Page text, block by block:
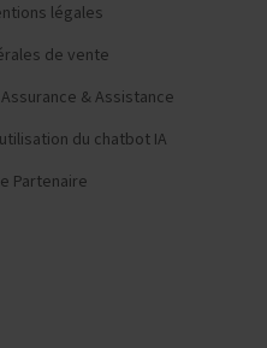
légales
de vente
& Assistance
du chatbot IA
Partenaire